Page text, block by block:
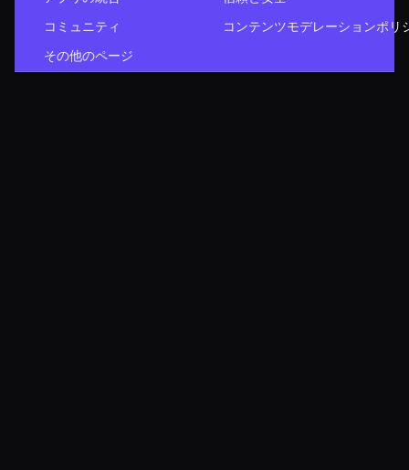
コミュニティ
その他のページ
コンテンツモデレーションポリ